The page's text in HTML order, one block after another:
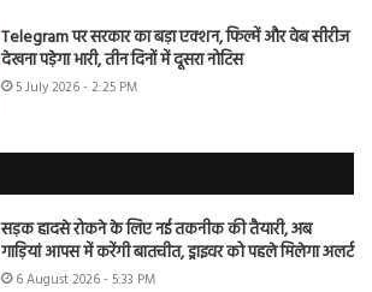
Telegram पर सरकार का बड़ा एक्शन, फिल्में और वेब सीरीज
देखना पड़ेगा भारी, तीन दिनों में दूसरा नोटिस
5 July 2026 - 2:25 PM
सड़क हादसे रोकने के लिए नई तकनीक की तैयारी, अब
गाड़ियां आपस में करेंगी बातचीत, ड्राइवर को पहले मिलेगा अलर्ट
6 August 2026 - 5:33 PM